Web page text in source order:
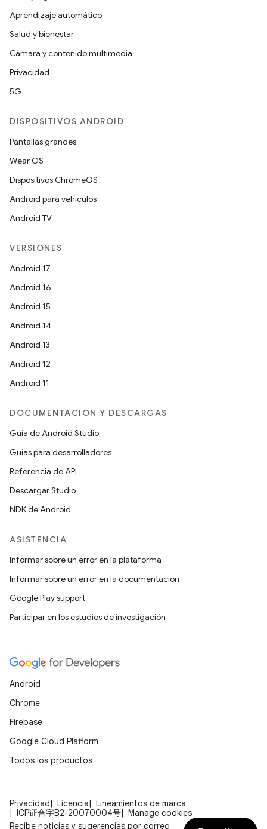
Aprendizaje automático
Salud y bienestar
Cámara y contenido multimedia
Privacidad
5G
DISPOSITIVOS ANDROID
Pantallas grandes
Wear OS
Dispositivos ChromeOS
Android para vehículos
Android TV
VERSIONES
Android 17
Android 16
Android 15
Android 14
Android 13
Android 12
Android 11
DOCUMENTACIÓN Y DESCARGAS
Guía de Android Studio
Guías para desarrolladores
Referencia de API
Descargar Studio
NDK de Android
ASISTENCIA
Informar sobre un error en la plataforma
Informar sobre un error en la documentación
Google Play support
Participar en los estudios de investigación
Android
Chrome
Firebase
Google Cloud Platform
Todos los productos
Privacidad Licencia
Lineamientos de marca
ICP证合字B2-20070004号
Manage cookies
Recibe noticias y sugerencias por correo